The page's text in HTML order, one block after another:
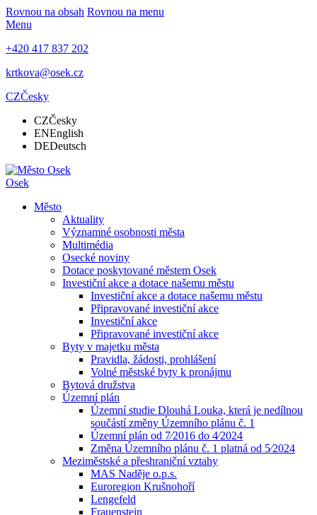
Rovnou na obsah Rovnou na menu
Menu
+420 417 837 202
krtkova@osek.cz
CZČesky
CZČesky
ENEnglish
DEDeutsch
Osek
Město
Aktuality
Významné osobnosti města
Multimédia
Osecké noviny
Dotace poskytované městem Osek
Investiční akce a dotace našemu městu
Investiční akce a dotace našemu městu
Připravované investiční akce
Investiční akce
Připravované investiční akce
Byty v majetku města
Pravidla, žádosti, prohlášení
Volné městské byty k pronájmu
Bytová družstva
Územní plán
Územní studie Dlouhá Louka, která je nedílnou
součástí změny Územního plánu č. 1
Územní plán od 7⁄2016 do 4⁄2024
Změna Územního plánu č. 1 platná od 5⁄2024
Meziměstské a přeshraniční vztahy
MAS Naděje o.p.s.
Euroregion Krušnohoří
Lengefeld
Frauenstein